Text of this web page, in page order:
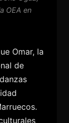
OEA en
Omar, la
de